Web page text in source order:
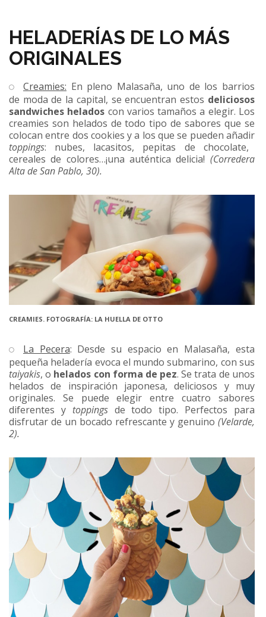
HELADERÍAS DE LO MÁS
ORIGINALES
Creamies: En pleno Malasaña, uno de los barrios
de moda de la capital, se encuentran estos deliciosos
sandwiches helados con varios tamaños a elegir. Los
creamies son helados de todo tipo de sabores que se
colocan entre dos cookies y a los que se pueden añadir
toppings: nubes, lacasitos, pepitas de chocolate,
cereales de colores…¡una auténtica delicia! (Corredera
Alta de San Pablo, 30).
CREAMIES. FOTOGRAFÍA: LA HUELLA DE OTTO
La Pecera: Desde su espacio en Malasaña, esta
pequeña heladería evoca el mundo submarino, con sus
taiyakis, o helados con forma de pez. Se trata de unos
helados de inspiración japonesa, deliciosos y muy
originales. Se puede elegir entre cuatro sabores
diferentes y toppingsde todo tipo. Perfectos para
disfrutar de un bocado refrescante y genuino (Velarde,
2).